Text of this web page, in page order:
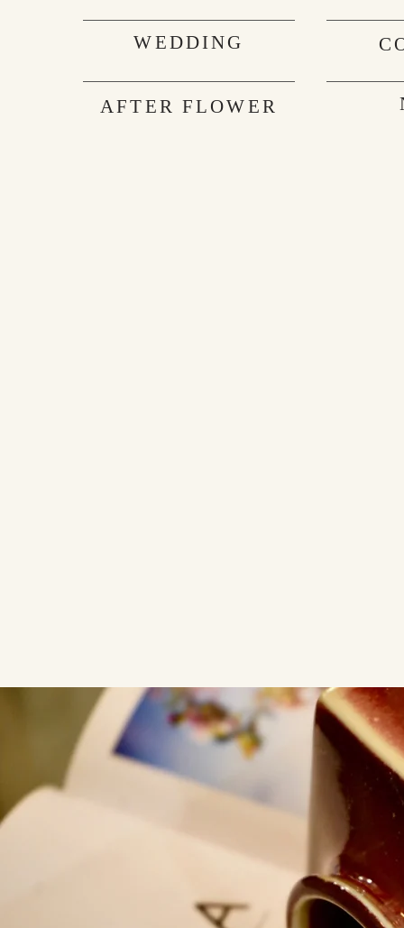
WEDDING
AFTER FLOWER